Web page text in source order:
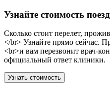
Узнайте стоимость
Сколько стоит перелет,
</br> Узнайте прямо сейчас.
<br>и вам перезвонит врач-
официальный ответ клиники.
Узнать стоимость